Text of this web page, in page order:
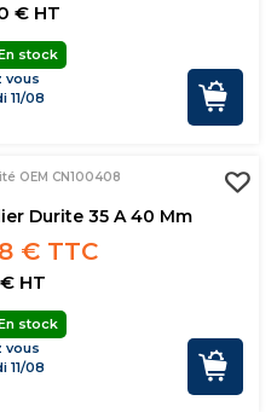
€ HT
stock
vous
11/08
OEM CN100408
Durite 35 A 40 Mm
€ TTC
€ HT
stock
vous
11/08